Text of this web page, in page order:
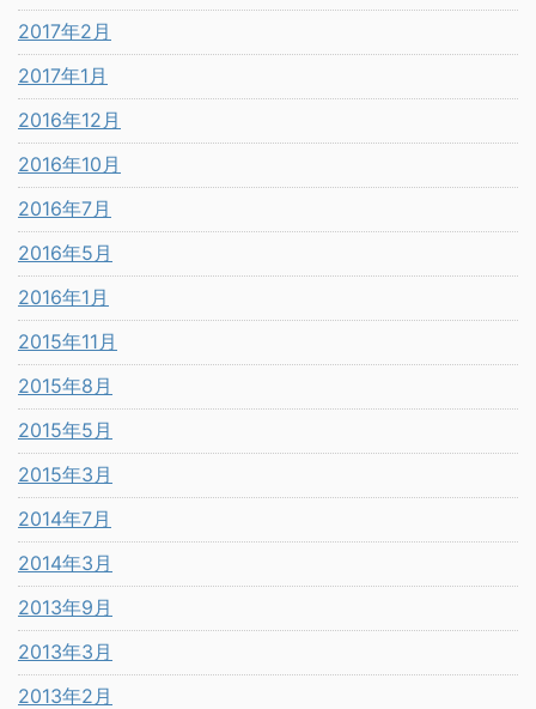
2017年2月
2017年1月
2016年12月
2016年10月
2016年7月
2016年5月
2016年1月
2015年11月
2015年8月
2015年5月
2015年3月
2014年7月
2014年3月
2013年9月
2013年3月
2013年2月